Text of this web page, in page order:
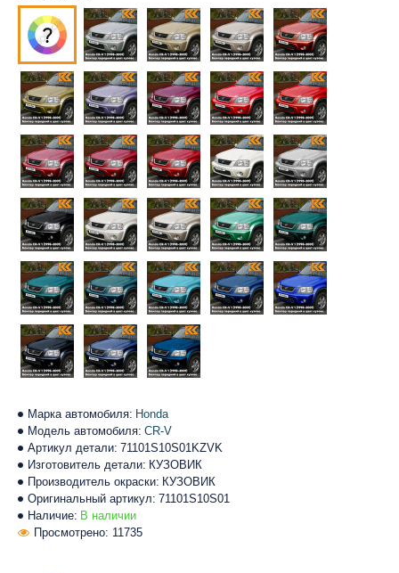
Наличие: В наличии
Марка автомобиля: Honda
Модель автомобиля: CR-V
Артикул детали: 71101S10S01KZVK
Изготовитель детали: КУЗОВИК
Производитель окраски: КУЗОВИК
Оригинальный артикул: 71101S10S01
Просмотрено: 11735